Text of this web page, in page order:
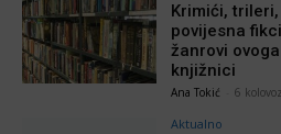
Krimići,
povijesna
žanrovi
knjižnici
Ana Tokić 6
Aktualno